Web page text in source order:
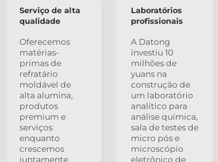
Serviço de alta
qualidade
Oferecemos
matérias-
primas de
refratário
moldável de
alta alumina,
produtos
premium e
serviços
enquanto
crescemos
juntamente
Laboratórios
profissionais
A Datong
investiu 10
milhões de
yuans na
construção de
um laboratório
analítico para
análise química,
sala de testes de
micro pós e
microscópio
eletrônico de